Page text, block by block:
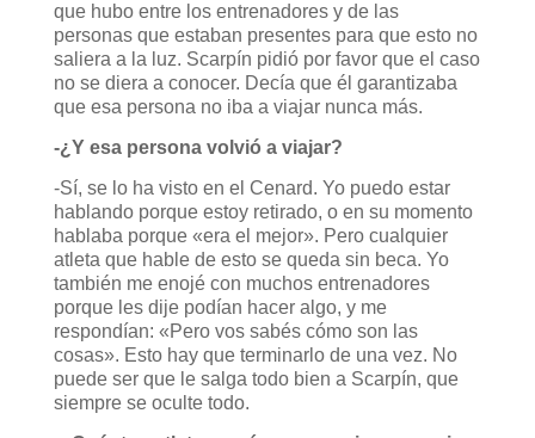
que hubo entre los entrenadores y de las
personas que estaban presentes para que esto no
saliera a la luz. Scarpín pidió por favor que el caso
no se diera a conocer. Decía que él garantizaba
que esa persona no iba a viajar nunca más.
-¿Y esa persona volvió a viajar?
-Sí, se lo ha visto en el Cenard. Yo puedo estar
hablando porque estoy retirado, o en su momento
hablaba porque «era el mejor». Pero cualquier
atleta que hable de esto se queda sin beca. Yo
también me enojé con muchos entrenadores
porque les dije podían hacer algo, y me
respondían: «Pero vos sabés cómo son las
cosas». Esto hay que terminarlo de una vez. No
puede ser que le salga todo bien a Scarpín, que
siempre se oculte todo.